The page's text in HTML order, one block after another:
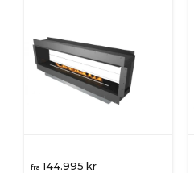
fra 144.995 kr